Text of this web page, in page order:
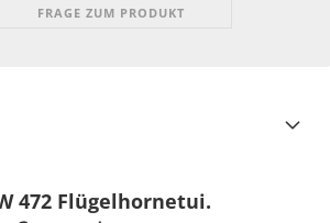
FRAGE ZUM PRODUKT
472 Flügelhornetui.